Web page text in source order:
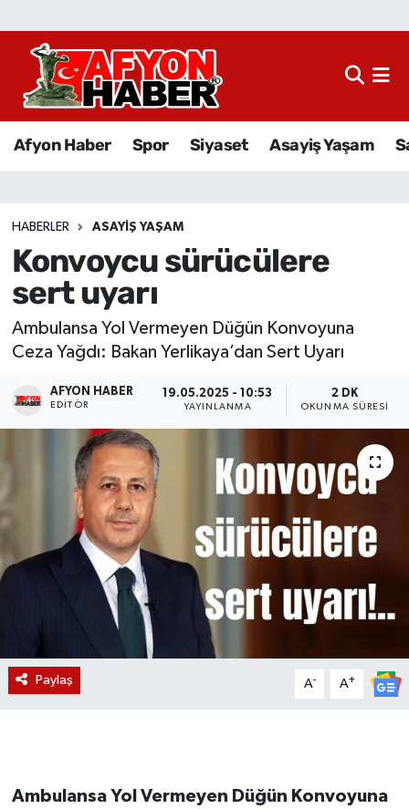
Afyon Haber Spor Siyaset Asayiş Yaşam
HABERLER ASAYIŞ YAŞAM
Konvoycu sürücülere
sert uyarı
Ambulansa Yol Vermeyen Düğün Konvoyuna
Ceza Yağdı: Bakan Yerlikaya’dan Sert Uyarı
AFYON HABER
EDITÖR
19.05.2025 - 10:53
YAYINLANMA
2 DK
OKUNMA SÜRESI
Paylaş A- A+
Ambulansa Yol Vermeyen Düğün Konvoyuna
Afyon Haber
Sağlık
Eğitim
Sivil Toplum
Ekonomi
Magazin
Etkinlikler